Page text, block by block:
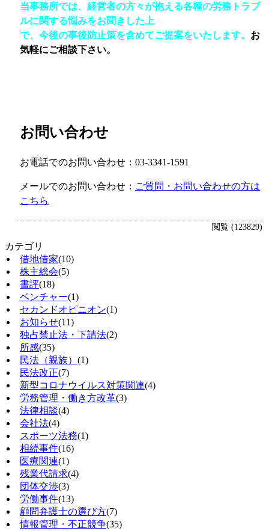
当事務所では、経営者の方々が抱える各種の労務トラブ
ルに関する悩みをお聞きした上
で、今後の事後防止策を含めてご提案をいたします。 お
気軽にご相談下さい。
お問い合わせ
お電話でのお問い合わせ：03-3341-1591
メールでのお問い合わせ： ご質問・お問い合わせの方は
こちら
閲覧 (123829)
カテゴリ
借地借家(10)
株主総会(5)
書評(18)
ベンチャー(1)
セカンドオピニオン(1)
お知らせ(11)
独占禁止法・下請法(2)
所感(35)
民法（親族） (1)
民法改正(7)
新型コロナウイルス対策関連(4)
労務管理・働き方改革(3)
法律相談(4)
会社法(4)
スポーツ法務(1)
相続事件(16)
医療関連(1)
残業代請求(4)
団体交渉(3)
労働事件(13)
顧問弁護士の選び方(7)
情報管理・不正競争(35)